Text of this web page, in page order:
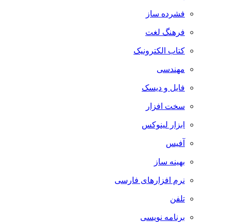
فشرده ساز
فرهنگ لغت
کتاب الکترونیک
مهندسی
فایل و دیسک
سخت افزار
ابزار لینوکس
آفیس
بهینه ساز
نرم افزارهای فارسی
تلفن
برنامه نویسی